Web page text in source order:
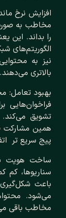
افزایش نرخ
مخاطب به
را بداند. این
الگوریتم‌های
نیز به
بالاتری می‌دهند.
بهبود تعامل:
فراخوان‌هایی
تشویق می‌کند.
همین مشارکت
پیج سریع‌ تر
ساخت هویت
سناریوها،
باعث
می‌شود.
مخاطب باقی